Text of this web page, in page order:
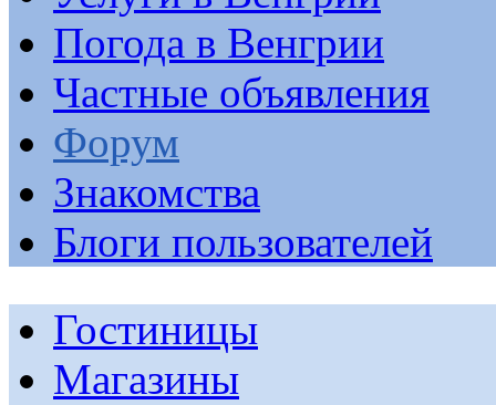
Погода в Венгрии
Частные объявления
Форум
Знакомства
Блоги пользователей
Гостиницы
Магазины